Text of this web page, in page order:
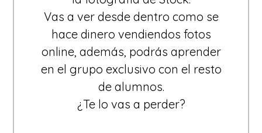
Vas a ver desde dentro como se
hace dinero vendiendos fotos
online, además, podrás aprender
en el grupo exclusivo con el resto
de alumnos.
¿Te lo vas a perder?